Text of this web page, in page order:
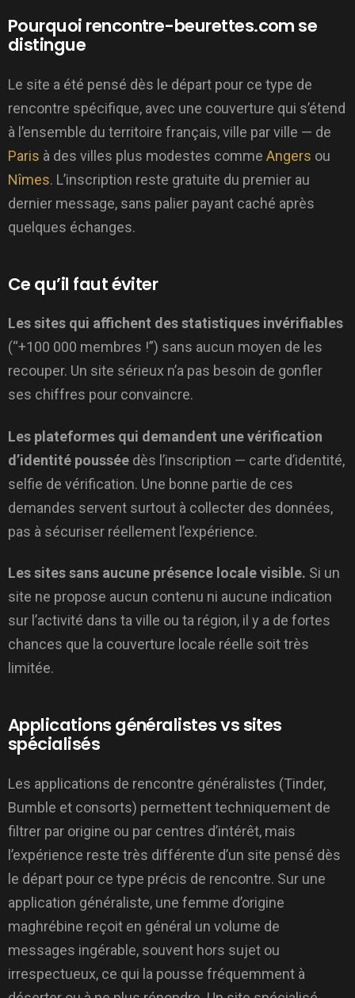
Pourquoi rencontre-beurettes.com se
distingue
Le site a été pensé dès le départ pour ce type de
rencontre spécifique, avec une couverture qui s’étend
à l’ensemble du territoire français, ville par ville — de
Paris à des villes plus modestes comme Angers ou
Nîmes. L’inscription reste gratuite du premier au
dernier message, sans palier payant caché après
quelques échanges.
Ce qu’il faut éviter
Les sites qui affichent des statistiques invérifiables
(“+100 000 membres !”) sans aucun moyen de les
recouper. Un site sérieux n’a pas besoin de gonfler
ses chiffres pour convaincre.
Les plateformes qui demandent une vérification
d’identité poussée dès l’inscription — carte d’identité,
selfie de vérification. Une bonne partie de ces
demandes servent surtout à collecter des données,
pas à sécuriser réellement l’expérience.
Les sites sans aucune présence locale visible. Si un
site ne propose aucun contenu ni aucune indication
sur l’activité dans ta ville ou ta région, il y a de fortes
chances que la couverture locale réelle soit très
limitée.
Applications généralistes vs sites
spécialisés
Les applications de rencontre généralistes (Tinder,
Bumble et consorts) permettent techniquement de
filtrer par origine ou par centres d’intérêt, mais
l’expérience reste très différente d’un site pensé dès
le départ pour ce type précis de rencontre. Sur une
application généraliste, une femme d’origine
maghrébine reçoit en général un volume de
messages ingérable, souvent hors sujet ou
irrespectueux, ce qui la pousse fréquemment à